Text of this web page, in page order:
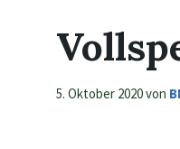
5. Oktober 2020von